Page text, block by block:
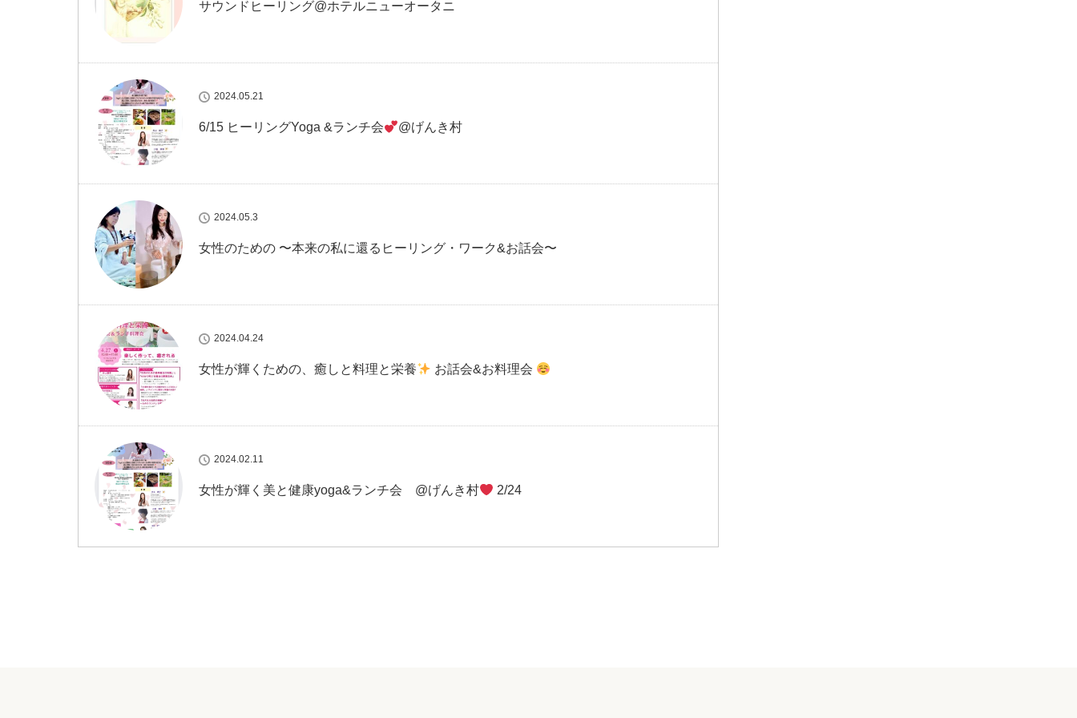
サウンドヒーリング@ホテルニューオータニ
2024.05.21
6/15 ヒーリングYoga &ランチ会 @げんき村
2024.05.3
女性のための 〜本来の私に還るヒーリング・ワーク&お話会〜
2024.04.24
女性が輝くための、癒しと料理と栄養 お話会&お料理会
2024.02.11
女性が輝く美と健康yoga&ランチ会 @げんき村 2/24